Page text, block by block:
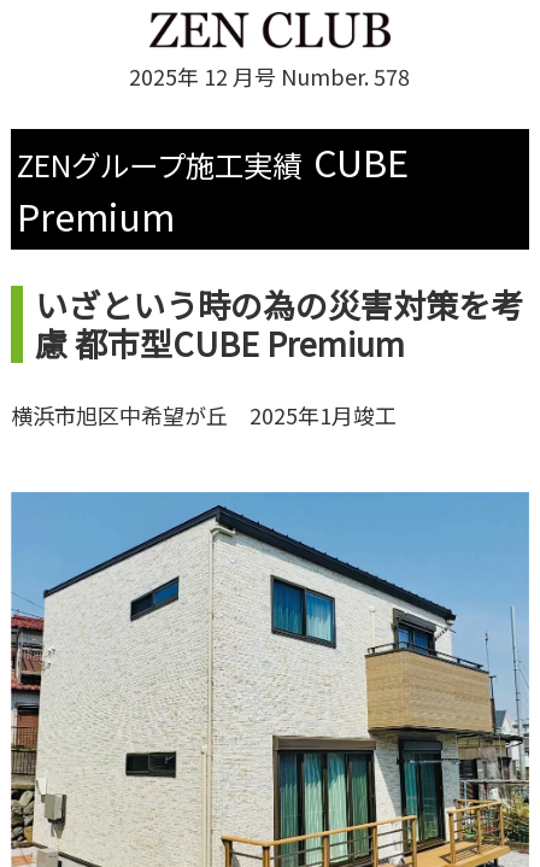
2025年 12 月号 Number. 578
ZENグループ施工実績 CUBE
Premium
いざという時の為の災害対策を考
慮 都市型CUBE Premium
横浜市旭区中希望が丘 2025年1月竣工